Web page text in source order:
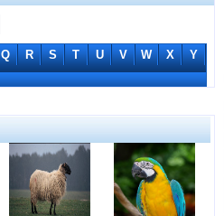
Q R S T U V W X
Y